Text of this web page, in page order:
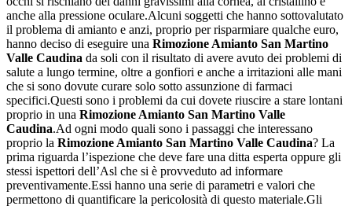
anche alla pressione oculare.Alcuni soggetti che hanno sottovalutato
il problema di amianto e anzi, proprio per risparmiare qualche euro,
hanno deciso di eseguire una Rimozione Amianto San Martino
Valle Caudina da soli con il risultato di avere avuto dei problemi di
salute a lungo termine, oltre a gonfiori e anche a irritazioni alle mani
che si sono dovute curare solo sotto assunzione di farmaci
specifici.Questi sono i problemi da cui dovete riuscire a stare lontani
proprio in una Rimozione Amianto San Martino Valle
Caudina.Ad ogni modo quali sono i passaggi che interessano
proprio la Rimozione Amianto San Martino Valle Caudina? La
prima riguarda l’ispezione che deve fare una ditta esperta oppure gli
stessi ispettori dell’Asl che si è provveduto ad informare
preventivamente.Essi hanno una serie di parametri e valori che
permettono di quantificare la pericolosità di questo materiale.Gli